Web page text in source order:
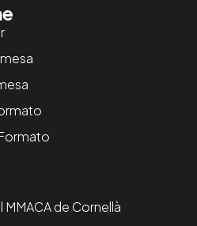
MMACA de Cornellà